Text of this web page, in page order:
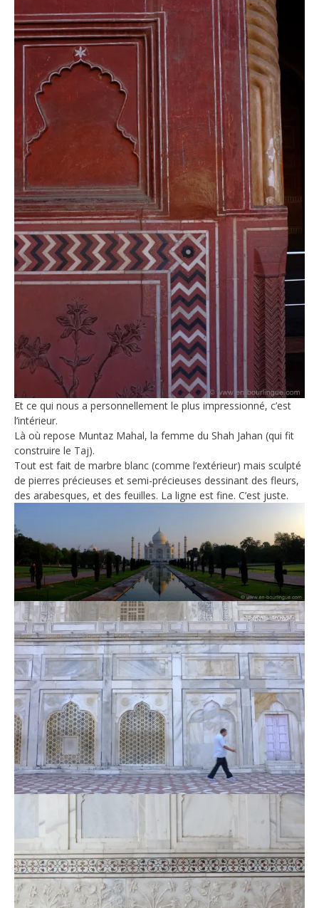
Et ce qui nous a personnellement le plus impressionné, c’est
l’intérieur.
Là où repose Muntaz Mahal, la femme du Shah Jahan (qui fit
construire le Taj).
Tout est fait de marbre blanc (comme l’extérieur) mais sculpté
de pierres précieuses et semi-précieuses dessinant des fleurs,
des arabesques, et des feuilles. La ligne est fine. C’est juste.